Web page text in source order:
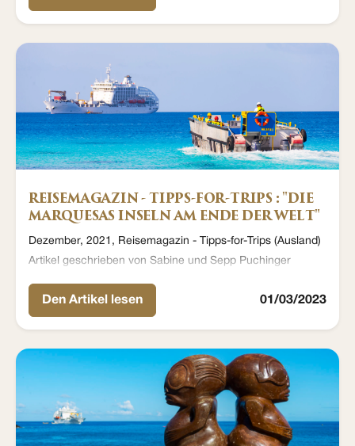
REISEMAGAZIN - TIPPS-FOR-TRIPS : "DIE
MARQUESAS INSELN AM ENDE DER WELT"
Dezember, 2021, Reisemagazin - Tipps-for-Trips (Ausland)
Artikel geschrieben von Sabine und Sepp Puchinger
Den Artikel lesen 01/03/2023